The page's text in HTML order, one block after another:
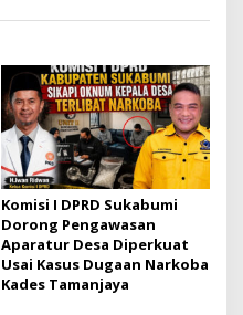
Komisi I DPRD Sukabumi
Dorong Pengawasan
Aparatur Desa Diperkuat
Usai Kasus Dugaan Narkoba
Kades Tamanjaya